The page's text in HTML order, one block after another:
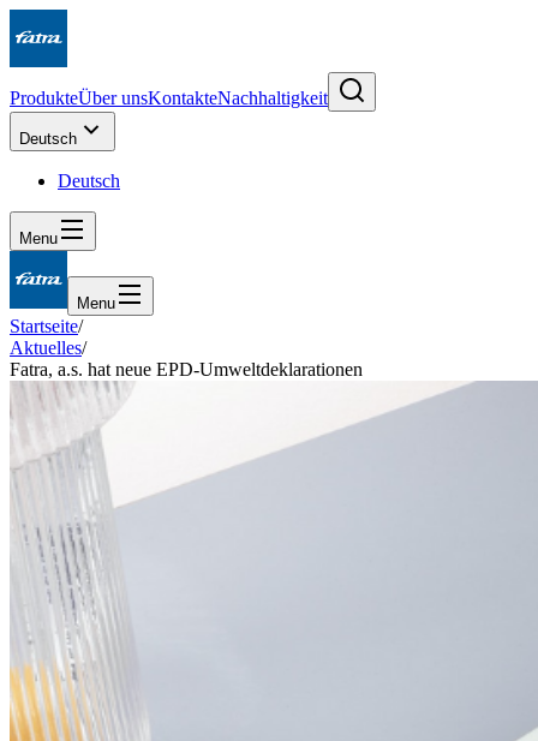
ProdukteÜber unsKontakteNachhaltigkeit
Deutsch
Deutsch
Menu
Menu
Startseite/
Aktuelles/
Fatra, a.s. hat neue EPD-Umweltdeklarationen